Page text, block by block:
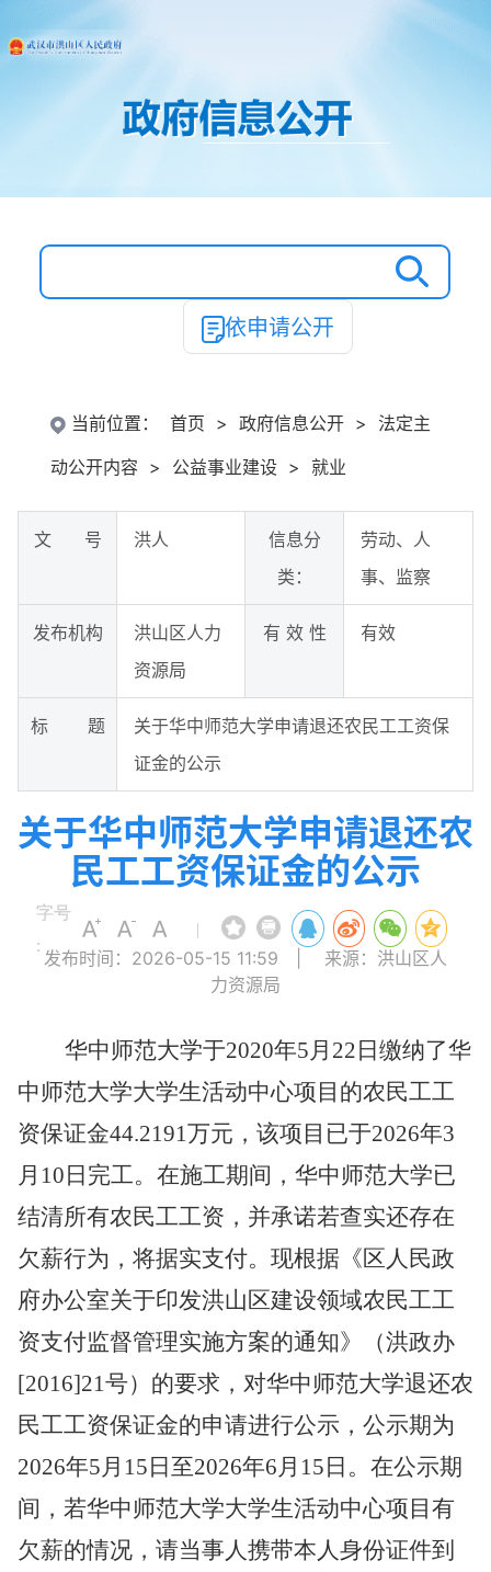
依申请公开
当前位置： 首页 > 政府信息公开 >
法定主
动公开内容 > 公益事业建设 > 就业
文 号 洪人
信息分
类：
劳动、人
事、监察
发布机构
洪山区人力
资源局
有 效 性 有效
标 题
关于华中师范大学申请退还农民工工资保
证金的公示
关于华中师范大学申请退还农
民工工资保证金的公示
字号
:
|
发布时间：2026-05-15 11:59
来源：洪山区人
力资源局
华中师范大学于2020年5月22日缴纳了华
中师范大学大学生活动中心项目的农民工工
资保证金44.2191万元，该项目已于2026年3
月10日完工。在施工期间，华中师范大学已
结清所有农民工工资，并承诺若查实还存在
欠薪行为，将据实支付。现根据《区人民政
府办公室关于印发洪山区建设领域农民工工
资支付监督管理实施方案的通知》（洪政办
[2016]21号）的要求，对华中师范大学退还农
民工工资保证金的申请进行公示，公示期为
2026年5月15日至2026年6月15日。在公示期
间，若华中师范大学大学生活动中心项目有
欠薪的情况，请当事人携带本人身份证件到